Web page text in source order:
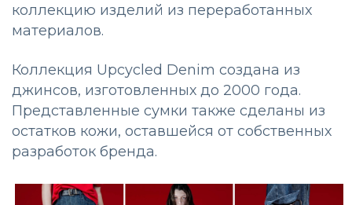
коллекцию изделий из переработанных
материалов.
Коллекция Upcycled Denim создана из
джинсов, изготовленных до 2000 года.
Представленные сумки также сделаны из
остатков кожи, оставшейся от собственных
разработок бренда.